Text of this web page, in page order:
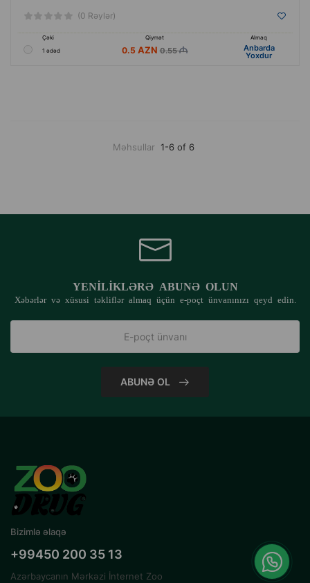
(0 Rəylər)
Çəki Qiymət
Almaq
1 ədəd
0.5 0.55 Anbarda
Yoxdur
Məhsullar 1-6 of 6
YENILIKLƏRƏ ABUNƏ OLUN
Xəbərlər və xüsusi təkliflər almaq üçün e-poçt ünvanınızı qeyd edin.
ABUNƏ OL
Bizimlə əlaqə
+99450 200 35 13
Azərbaycanın Mərkəzi İnternet Zoo